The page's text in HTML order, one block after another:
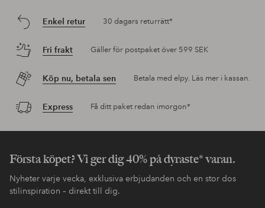
Enkel retur 30 dagars returrätt*
Fri frakt Gäller för postpaket över 599 SEK
Köp nu, betala sen Betala med elpy. Läs mer i kassan.
Express Få ditt paket redan imorgon*
Första köpet? Vi ger dig 40% på dyraste* varan.
Nyheter varje vecka, exklusiva erbjudanden och en stor dos
stilinspiration – direkt till dig.